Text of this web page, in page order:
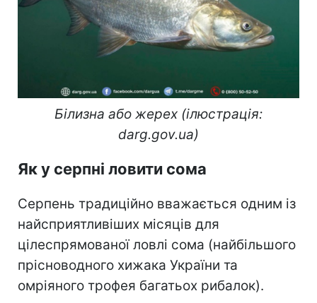
Білизна або жерех (ілюстрація:
darg.gov.ua)
Як у серпні ловити сома
Серпень традиційно вважається одним із
найсприятливіших місяців для
цілеспрямованої ловлі сома (найбільшого
прісноводного хижака України та
омріяного трофея багатьох рибалок).